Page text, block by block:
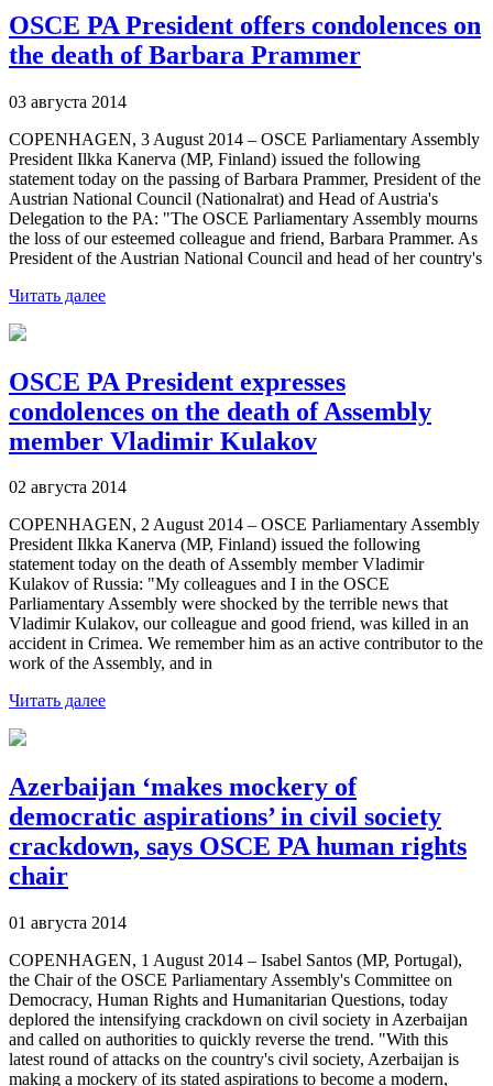
OSCE PA President offers condolences on
the death of Barbara Prammer
03 августа 2014
COPENHAGEN, 3 August 2014 – OSCE Parliamentary Assembly
President Ilkka Kanerva (MP, Finland) issued the following
statement today on the passing of Barbara Prammer, President of the
Austrian National Council (Nationalrat) and Head of Austria's
Delegation to the PA: "The OSCE Parliamentary Assembly mourns
the loss of our esteemed colleague and friend, Barbara Prammer. As
President of the Austrian National Council and head of her country's
Читать далее
OSCE PA President expresses
condolences on the death of Assembly
member Vladimir Kulakov
02 августа 2014
COPENHAGEN, 2 August 2014 – OSCE Parliamentary Assembly
President Ilkka Kanerva (MP, Finland) issued the following
statement today on the death of Assembly member Vladimir
Kulakov of Russia: "My colleagues and I in the OSCE
Parliamentary Assembly were shocked by the terrible news that
Vladimir Kulakov, our colleague and good friend, was killed in an
accident in Crimea. We remember him as an active contributor to the
work of the Assembly, and in
Читать далее
Azerbaijan ‘makes mockery of
democratic aspirations’ in civil society
crackdown, says OSCE PA human rights
chair
01 августа 2014
COPENHAGEN, 1 August 2014 – Isabel Santos (MP, Portugal),
the Chair of the OSCE Parliamentary Assembly's Committee on
Democracy, Human Rights and Humanitarian Questions, today
deplored the intensifying crackdown on civil society in Azerbaijan
and called on authorities to quickly reverse the trend. "With this
latest round of attacks on the country's civil society, Azerbaijan is
making a mockery of its stated aspirations to become a modern,